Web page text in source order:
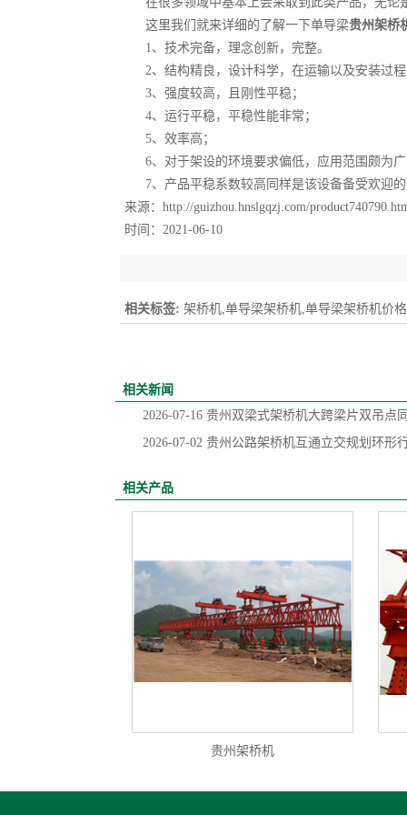
这里我们就来详细的了解一下单导梁贵州架桥
1、技术完备，理念创新，完整。
2、结构精良，设计科学，在运输以及安装过程
3、强度较高，且刚性平稳；
4、运行平稳，平稳性能非常；
5、效率高；
6、对于架设的环境要求偏低，应用范围颇为广
7、产品平稳系数较高同样是该设备备受欢迎的
来源： http://guizhou.hnslgqzj.com/
时间：2021-06-10
相关标签: 架桥机,单导梁架桥机,单导梁架桥机价格
相关新闻
2026-07-16 贵州双梁式架桥机大跨梁片双吊点
2026-07-02 贵州公路架桥机互通立交规划环形
相关产品
贵州架桥机